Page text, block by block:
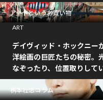
アートというお買い物
ART
デイヴィッド・ホックニー
洋絵画の巨匠たちの秘密。
なぞったり、位置取りして
桝本壮志コラム